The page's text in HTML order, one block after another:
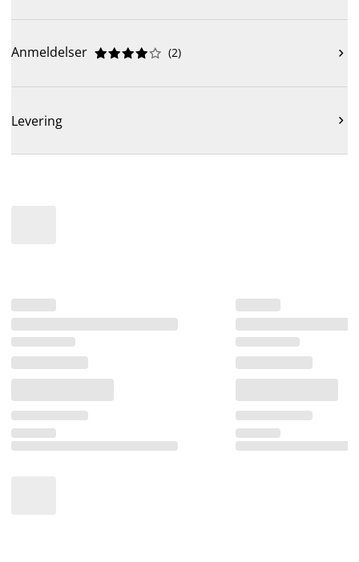
Anmeldelser 




 (2) 
Levering 